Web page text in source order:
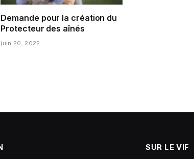
Demande pour la création du
Protecteur des aînés
juin 20, 2022
SUR LE VIF